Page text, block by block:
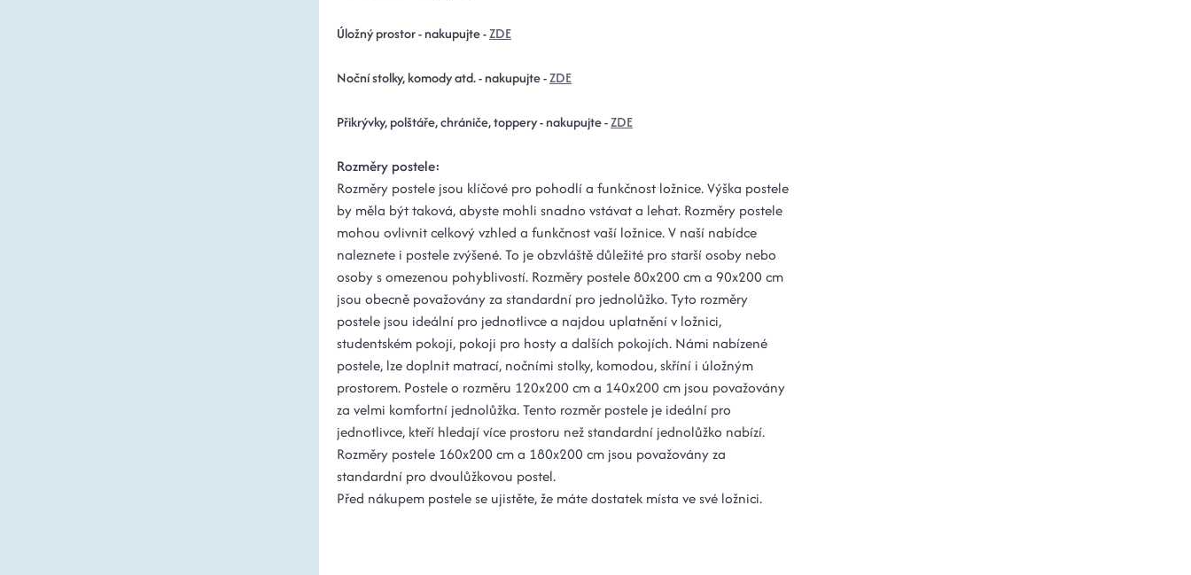
Úložný prostor - nakupujte -ZDE
Noční stolky, komody atd. - nakupujte -ZDE
Přikrývky, polštáře, chrániče, toppery - nakupujte -ZDE
Rozměry postele:
Rozměry postele jsou klíčové pro pohodlí a funkčnost ložnice. Výška postele
by měla být taková, abyste mohli snadno vstávat a lehat. Rozměry postele
mohou ovlivnit celkový vzhled a funkčnost vaší ložnice. V naší nabídce
naleznete i postele zvýšené. To je obzvláště důležité pro starší osoby nebo
osoby s omezenou pohyblivostí. Rozměry postele 80x200 cm a 90x200 cm
jsou obecně považovány za standardní pro jednolůžko. Tyto rozměry
postele jsou ideální pro jednotlivce a najdou uplatnění v ložnici,
studentském pokoji, pokoji pro hosty a dalších pokojích. Námi nabízené
postele, lze doplnit matrací, nočními stolky, komodou, skříní i úložným
prostorem. Postele o rozměru 120x200 cm a 140x200 cm jsou považovány
za velmi komfortní jednolůžka. Tento rozměr postele je ideální pro
jednotlivce, kteří hledají více prostoru než standardní jednolůžko nabízí.
Rozměry postele 160x200 cm a 180x200 cm jsou považovány za
standardní pro dvoulůžkovou postel.
Před nákupem postele se ujistěte, že máte dostatek místa ve své ložnici.